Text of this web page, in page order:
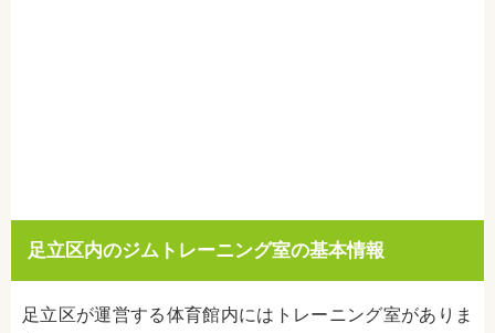
足立区内のジムトレーニング室の基本情報
足立区が運営する体育館内にはトレーニング室がありま